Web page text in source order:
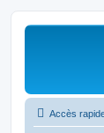
Accès